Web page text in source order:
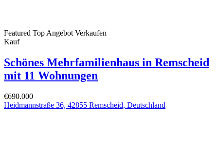
Featured Top Angebot Verkaufen
Kauf
Schönes Mehrfamilienhaus in Remscheid
mit 11 Wohnungen
€690.000
Heidmannstraße 36, 42855 Remscheid, Deutschland